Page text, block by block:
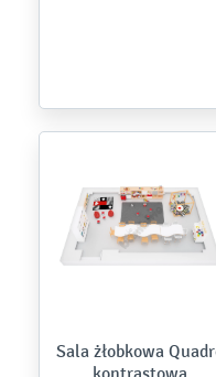
Sala żłobkowa
kontrastowa